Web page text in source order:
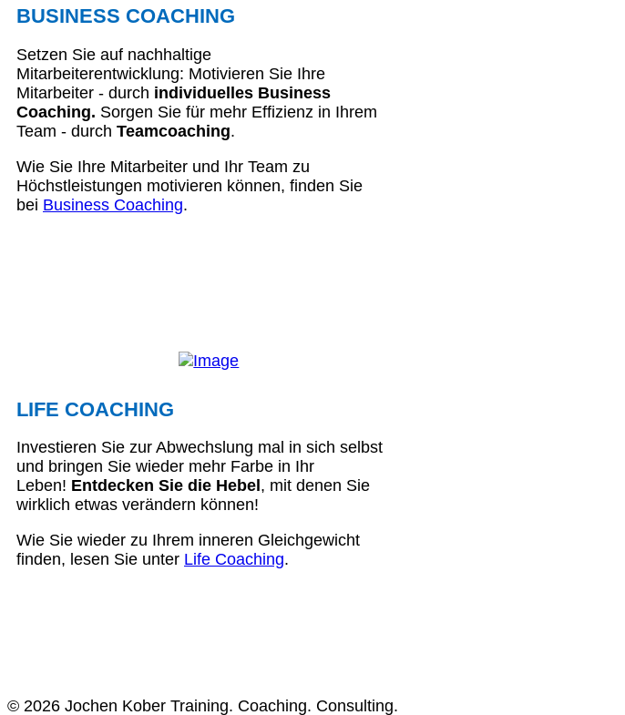
BUSINESS COACHING
Setzen Sie auf nachhaltige
Mitarbeiterentwicklung: Motivieren Sie Ihre
Mitarbeiter - durch individuelles Business
Coaching. Sorgen Sie für mehr Effizienz in Ihrem
Team - durch Teamcoaching.
Wie Sie Ihre Mitarbeiter und Ihr Team zu
Höchstleistungen motivieren können, finden Sie
bei Business Coaching.
LIFE COACHING
Investieren Sie zur Abwechslung mal in sich selbst
und bringen Sie wieder mehr Farbe in Ihr
Leben! Entdecken Sie die Hebel, mit denen Sie
wirklich etwas verändern können!
Wie Sie wieder zu Ihrem inneren Gleichgewicht
finden, lesen Sie unter Life Coaching.
© 2026 Jochen Kober Training. Coaching. Consulting.